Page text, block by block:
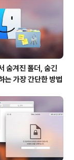
숨겨진 폴더, 숨긴
는 가장 간단한 방법